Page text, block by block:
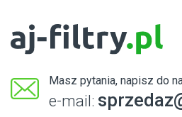
Masz pytania, napisz do
e-mail: